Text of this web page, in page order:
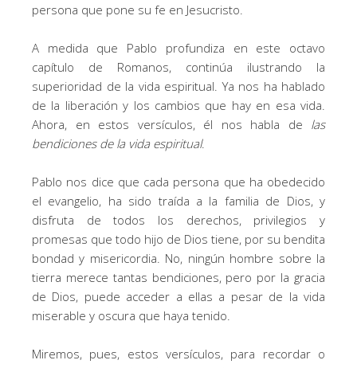
persona que pone su fe en Jesucristo.
A medida que Pablo profundiza en este octavo
capítulo de Romanos, continúa ilustrando la
superioridad de la vida espiritual. Ya nos ha hablado
de la liberación y los cambios que hay en esa vida.
Ahora, en estos versículos, él nos habla de las
bendiciones de la vida espiritual.
Pablo nos dice que cada persona que ha obedecido
el evangelio, ha sido traída a la familia de Dios, y
disfruta de todos los derechos, privilegios y
promesas que todo hijo de Dios tiene, por su bendita
bondad y misericordia. No, ningún hombre sobre la
tierra merece tantas bendiciones, pero por la gracia
de Dios, puede acceder a ellas a pesar de la vida
miserable y oscura que haya tenido.
Miremos, pues, estos versículos, para recordar o